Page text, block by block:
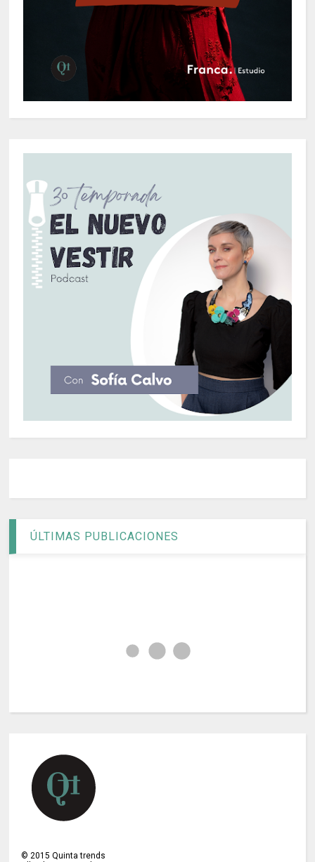
ÚLTIMAS PUBLICACIONES
©2015 Quinta trends